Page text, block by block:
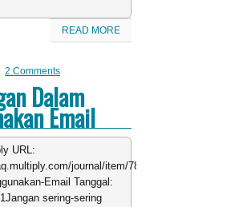
READ MORE
2 Comments
Dalam
Email
URL:
journal/item/78/Tiga-
Email Tanggal:
sering-sering